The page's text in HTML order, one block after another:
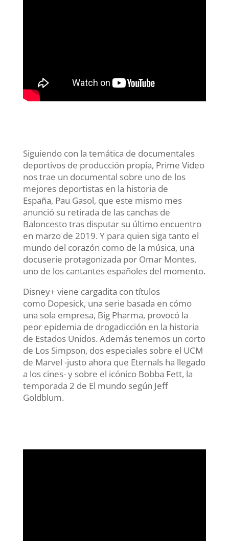
Siguiendo con la temática de documentales
deportivos de producción propia, Prime Video
nos trae un documental sobre uno de los
mejores deportistas en la historia de
España, Pau Gasol, que este mismo mes
anunció su retirada de las canchas de
Baloncesto tras disputar su último encuentro
en marzo de 2019. Y para quien siga tanto el
mundo del corazón como de la música, una
docuserie protagonizada por Omar Montes,
uno de los cantantes españoles del momento.
Disney+ viene cargadita con títulos
como Dopesick, una serie basada en cómo
una sola empresa, Big Pharma, provocó la
peor epidemia de drogadicción en la historia
de Estados Unidos. Además tenemos un corto
de Los Simpson, dos especiales sobre el UCM
de Marvel -justo ahora que Eternals ha llegado
a los cines- y sobre el icónico Bobba Fett, la
temporada 2 de El mundo según Jeff
Goldblum.